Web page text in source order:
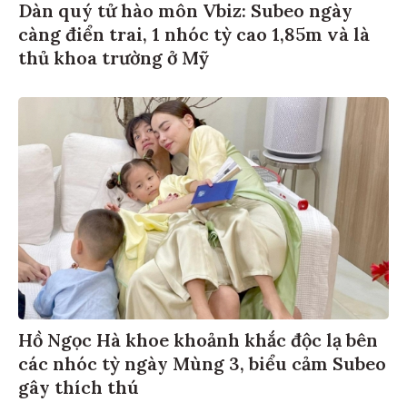
Dàn quý tử hào môn Vbiz: Subeo ngày
càng điển trai, 1 nhóc tỳ cao 1,85m và là
thủ khoa trường ở Mỹ
Hồ Ngọc Hà khoe khoảnh khắc độc lạ bên
các nhóc tỳ ngày Mùng 3, biểu cảm Subeo
gây thích thú